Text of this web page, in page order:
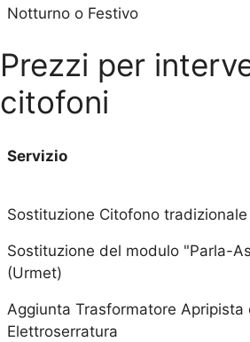
Notturno o Festivo
Prezzi per
citofoni
Servizio
Sostituzione Citofono
Sostituzione del modulo "Parla-
(Urmet)
Aggiunta Trasformatore Apripista
Elettroserratura